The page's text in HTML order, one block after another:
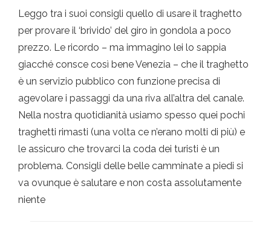
Leggo tra i suoi consigli quello di usare il traghetto
per provare il ‘brivido’ del giro in gondola a poco
prezzo. Le ricordo – ma immagino lei lo sappia
giacché consce così bene Venezia – che il traghetto
è un servizio pubblico con funzione precisa di
agevolare i passaggi da una riva all’altra del canale.
Nella nostra quotidianità usiamo spesso quei pochi
traghetti rimasti (una volta ce n’erano molti di più) e
le assicuro che trovarci la coda dei turisti è un
problema. Consigli delle belle camminate a piedi si
va ovunque è salutare e non costa assolutamente
niente